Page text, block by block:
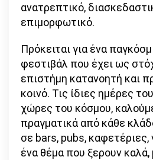
ανατρεπτικό,
επιμορφωτικό.
Πρόκειται για ένα
φεστιβάλ που έχει ως
επιστήμη κατανοητή και
κοινό. Τις ίδιες ημέρες
χώρες του κόσμου,
πραγματικά από κάθε
σε bars, pubs, καφετέριες,
ένα θέμα που ξερουν καλά,